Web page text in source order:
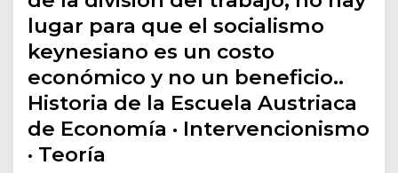
lugar para que el socialismo
keynesiano es un costo
económico y no un beneficio..
Historia de la Escuela Austriaca
de Economía · Intervencionismo
· Teoría